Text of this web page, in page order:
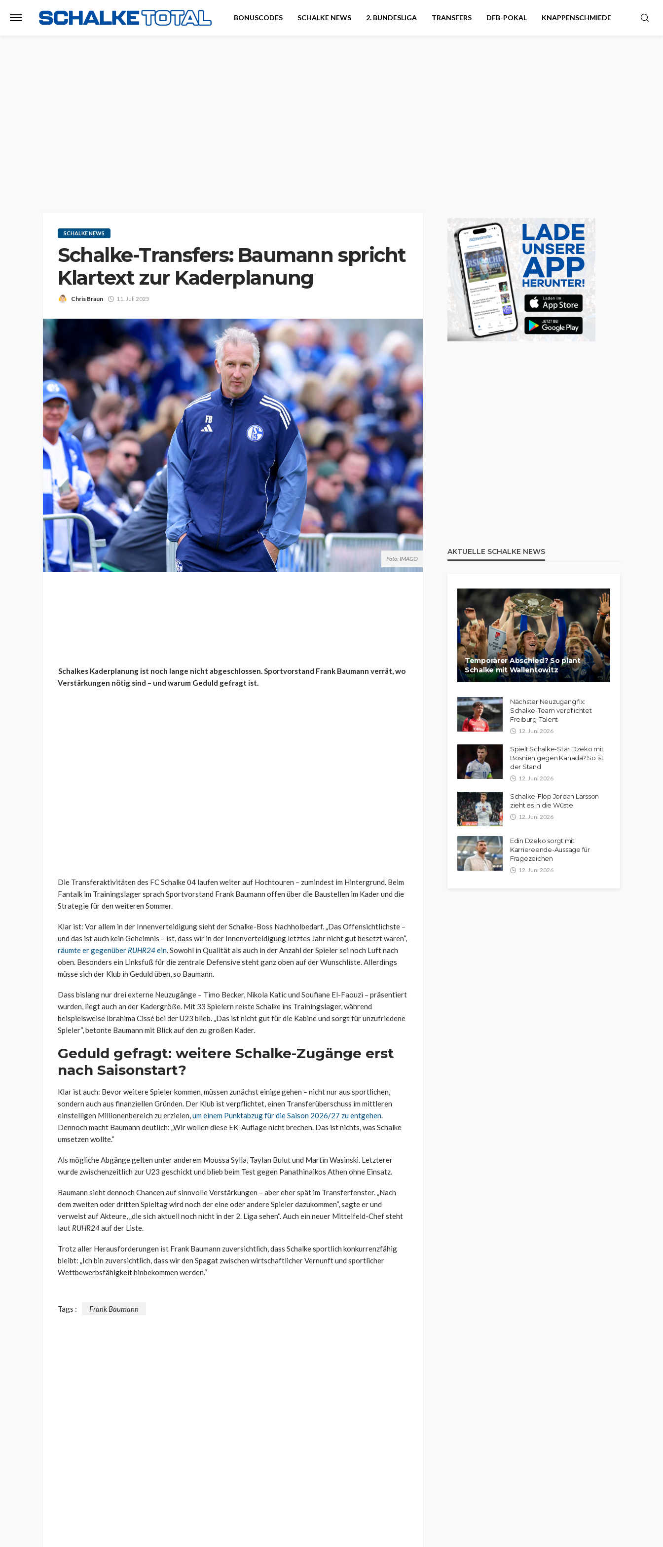
BONUSCODES SCHALKE NEWS 2. BUNDESLIGA TRANSFERS DFB-POKAL KNAPPENSCHMIEDE
SCHALKE NEWS
Schalke-Transfers: Baumann spricht
Klartext zur Kaderplanung
Chris Braun 11. Juli 2025
Foto: IMAGO
Schalkes Kaderplanung ist noch lange nicht abgeschlossen. Sportvorstand Frank Baumann verrät, wo
Verstärkungen nötig sind – und warum Geduld gefragt ist.
Die Transferaktivitäten des FC Schalke 04 laufen weiter auf Hochtouren – zumindest im Hintergrund. Beim
Fantalk im Trainingslager sprach Sportvorstand Frank Baumann offen über die Baustellen im Kader und die
Strategie für den weiteren Sommer.
Klar ist: Vor allem in der Innenverteidigung sieht der Schalke-Boss Nachholbedarf. „Das Offensichtlichste –
und das ist auch kein Geheimnis – ist, dass wir in der Innenverteidigung letztes Jahr nicht gut besetzt waren“,
räumte er gegenüber RUHR24ein. Sowohl in Qualität als auch in der Anzahl der Spieler sei noch Luft nach
oben. Besonders ein Linksfuß für die zentrale Defensive steht ganz oben auf der Wunschliste. Allerdings
müsse sich der Klub in Geduld üben, so Baumann.
Dass bislang nur drei externe Neuzugänge – Timo Becker, Nikola Katic und Soufiane El-Faouzi – präsentiert
wurden, liegt auch an der Kadergröße. Mit 33 Spielern reiste Schalke ins Trainingslager, während
beispielsweise Ibrahima Cissé bei der U23 blieb. „Das ist nicht gut für die Kabine und sorgt für unzufriedene
Spieler“, betonte Baumann mit Blick auf den zu großen Kader.
Geduld gefragt: weitere Schalke-Zugänge erst
nach Saisonstart?
Klar ist auch: Bevor weitere Spieler kommen, müssen zunächst einige gehen – nicht nur aus sportlichen,
sondern auch aus finanziellen Gründen. Der Klub ist verpflichtet, einen Transferüberschuss im mittleren
einstelligen Millionenbereich zu erzielen,um einem Punktabzug für die Saison 2026/27 zu entgehen.
Dennoch macht Baumann deutlich: „Wir wollen diese EK-Auflage nicht brechen. Das ist nichts, was Schalke
umsetzen wollte.“
Als mögliche Abgänge gelten unter anderem Moussa Sylla, Taylan Bulut und Martin Wasinski. Letzterer
wurde zwischenzeitlich zur U23 geschickt und blieb beim Test gegen Panathinaikos Athen ohne Einsatz.
Baumann sieht dennoch Chancen auf sinnvolle Verstärkungen – aber eher spät im Transferfenster. „Nach
dem zweiten oder dritten Spieltag wird noch der eine oder andere Spieler dazukommen“, sagte er und
verweist auf Akteure, „die sich aktuell noch nicht in der 2. Liga sehen“. Auch ein neuer Mittelfeld-Chef steht
laut RUHR24auf der Liste.
Trotz aller Herausforderungen ist Frank Baumann zuversichtlich, dass Schalke sportlich konkurrenzfähig
bleibt: „Ich bin zuversichtlich, dass wir den Spagat zwischen wirtschaftlicher Vernunft und sportlicher
Wettbewerbsfähigkeit hinbekommen werden.“
Tags : Frank Baumann
AKTUELLE SCHALKE NEWS
Temporärer Abschied? So plant
Schalke mit Wallentowitz
Nächster Neuzugang fix:
Schalke-Team verpflichtet
Freiburg-Talent
12. Juni 2026
Spielt Schalke-Star Dzeko mit
Bosnien gegen Kanada? So ist
der Stand
12. Juni 2026
Schalke-Flop Jordan Larsson
zieht es in die Wüste
12. Juni 2026
Edin Dzeko sorgt mit
Karriereende-Aussage für
Fragezeichen
12. Juni 2026